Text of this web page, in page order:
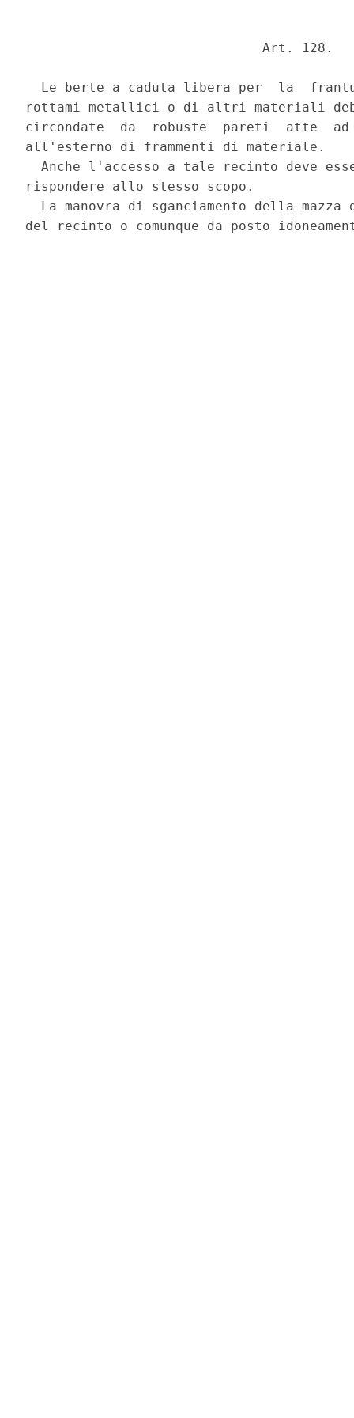
                              Art. 128.
Le berte a caduta libera per  la
rottami metallici o di altri materiali
circondate  da  robuste  pareti  atte
all'esterno di frammenti di materiale.
Anche l'accesso a tale recinto deve
rispondere allo stesso scopo.
La manovra di sganciamento della mazza